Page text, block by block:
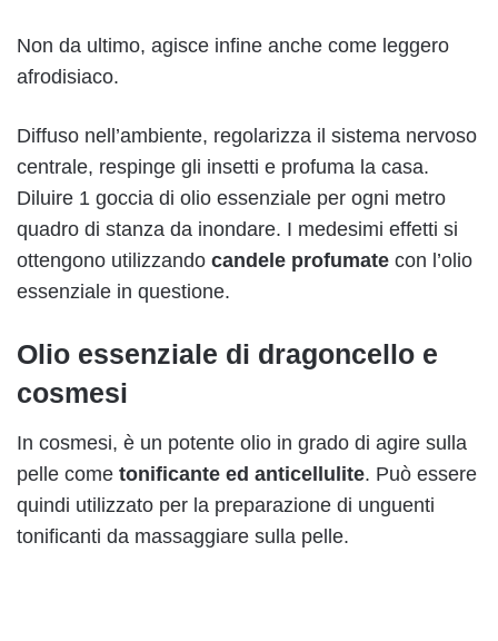
Non da ultimo, agisce infine anche come leggero
afrodisiaco.
Diffuso nell’ambiente, regolarizza il sistema nervoso
centrale, respinge gli insetti e profuma la casa.
Diluire 1 goccia di olio essenziale per ogni metro
quadro di stanza da inondare. I medesimi effetti si
ottengono utilizzando candele profumate con l’olio
essenziale in questione.
Olio essenziale di dragoncello e
cosmesi
In cosmesi, è un potente olio in grado di agire sulla
pelle come tonificante ed anticellulite. Può essere
quindi utilizzato per la preparazione di unguenti
tonificanti da massaggiare sulla pelle.